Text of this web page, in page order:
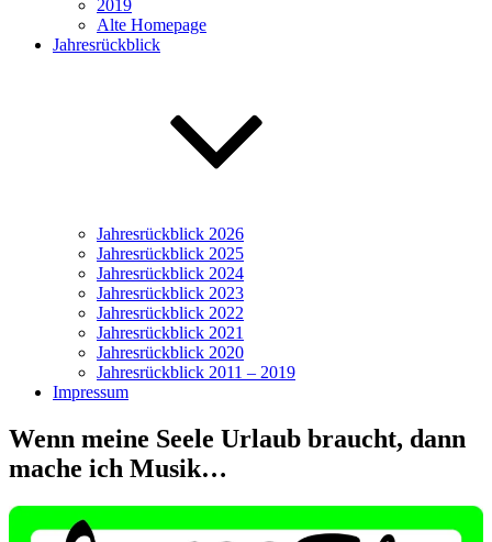
2019
Alte Homepage
Jahresrückblick
Jahresrückblick 2026
Jahresrückblick 2025
Jahresrückblick 2024
Jahresrückblick 2023
Jahresrückblick 2022
Jahresrückblick 2021
Jahresrückblick 2020
Jahresrückblick 2011 – 2019
Impressum
Wenn meine Seele Urlaub braucht, dann
mache ich Musik…